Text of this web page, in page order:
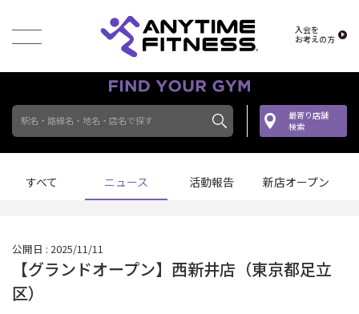
入会を
お考えの方
駅名・路線名・地名・店名で探す
最寄り店舗
検索
すべて ニュース 活動報告 新店オープン
公開日 : 2025/11/11
【グランドオープン】西新井店（東京都足立
区）